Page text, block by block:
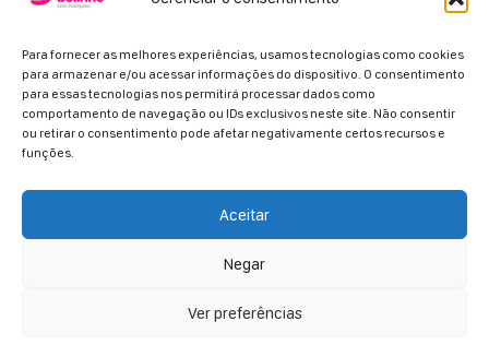
Para fornecer as melhores experiências, usamos tecnologias como cookies
para armazenar e/ou acessar informações do dispositivo. O consentimento
para essas tecnologias nos permitirá processar dados como
comportamento de navegação ou IDs exclusivos neste site. Não consentir
ou retirar o consentimento pode afetar negativamente certos recursos e
funções.
Aceitar
Negar
Ver preferências
Parceiros Oficiais
reservados.